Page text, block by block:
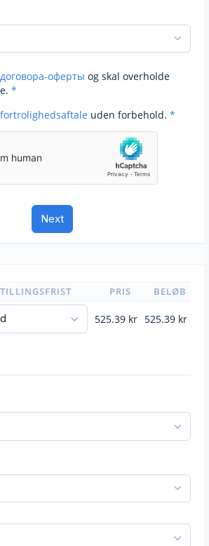
договора-оферты og skal overholde
*
fortrolighedsaftale uden forbehold. *
PRIS BELØB
525.39 kr 525.39 kr